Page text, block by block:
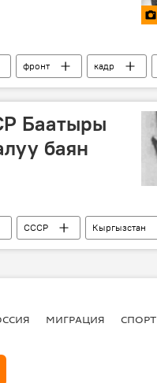
фронт кадр
Жеңишке 80 жыл
Баатыры
баян
СССР
Кыргызстан
Степан Овчаров
МИГРАЦИЯ СПОРТ